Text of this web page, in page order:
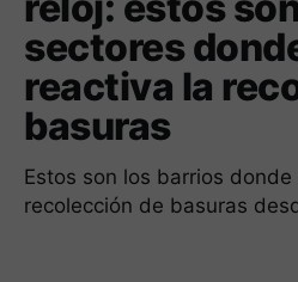
sectores
reactiva la
basuras
Estos son los barrios donde
recolección de basuras